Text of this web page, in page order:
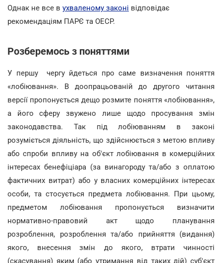
Однак не все в ухваленому законі відповідає
рекомендаціям ПАРЄ та ОЕСР.
Розберемось з поняттями
У першу чергу йдеться про саме визначення поняття
«лобіювання». В доопрацьованій до другого читання
версії пропонується дещо розмите поняття «лобіювання»,
а його сферу звужено лише щодо просування змін
законодавства. Так під лобіюванням в законі
розуміється діяльність, що здійснюється з метою впливу
або спроби впливу на об'єкт лобіювання в комерційних
інтересах бенефіціара (за винагороду та/або з оплатою
фактичних витрат) або у власних комерційних інтересах
особи, та стосується предмета лобіювання. При цьому,
предметом лобіювання пропонується визначити
нормативно-правовий акт щодо планування
розроблення, розроблення та/або прийняття (видання)
якого, внесення змін до якого, втрати чинності
(скасування) яким (або утримання від таких дій) суб'єкт